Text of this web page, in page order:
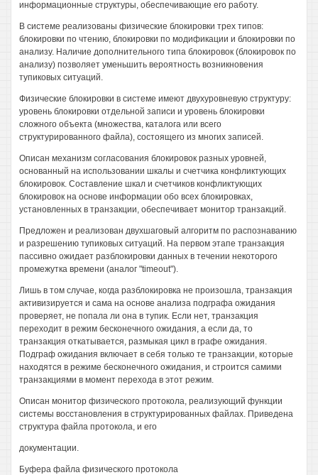
информационные структуры, обеспечивающие его работу.
В системе реализованы физические блокировки трех типов:
блокировки по чтению, блокировки по модификации и блокировки по
анализу. Наличие дополнительного типа блокировок (блокировок по
анализу) позволяет уменьшить вероятность возникновения
тупиковых ситуаций.
Физические блокировки в системе имеют двухуровневую структуру:
уровень блокировки отдельной записи и уровень блокировки
сложного объекта (множества, каталога или всего
структурированного файла), состоящего из многих записей.
Описан механизм согласования блокировок разных уровней,
основанный на использовании шкалы и счетчика конфликтующих
блокировок. Составление шкал и счетчиков конфликтующих
блокировок на основе информации обо всех блокировках,
установленных в транзакции, обеспечивает монитор транзакций.
Предложен и реализован двухшаговый алгоритм по распознаванию
и разрешению тупиковых ситуаций. На первом этапе транзакция
пассивно ожидает разблокировки данных в течении некоторого
промежутка времени (аналог "timeout").
Лишь в том случае, когда разблокировка не произошла, транзакция
активизируется и сама на основе анализа подграфа ожидания
проверяет, не попала ли она в тупик. Если нет, транзакция
переходит в режим бесконечного ожидания, а если да, то
транзакция откатывается, размыкая цикл в графе ожидания.
Подграф ожидания включает в себя только те транзакции, которые
находятся в режиме бесконечного ожидания, и строится самими
транзакциями в момент перехода в этот режим.
Описан монитор физического протокола, реализующий функции
системы восстановления в структурированных файлах. Приведена
структура файла протокола, и его
документации.
Буфера файла физического протокола